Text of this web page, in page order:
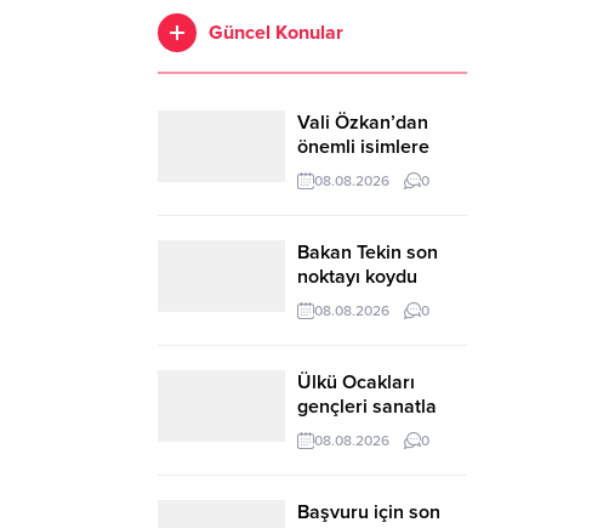
Güncel Konular
Vali Özkan’dan
önemli isimlere
ziyaret
08.08.2026 0
Bakan Tekin son
noktayı koydu
08.08.2026 0
Ülkü Ocakları
gençleri sanatla
buluşturuyor
08.08.2026 0
Başvuru için son